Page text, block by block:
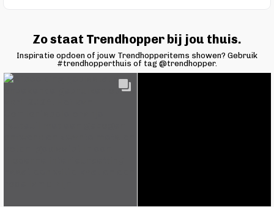
Zo staat Trendhopper bij jou thuis.
Inspiratie opdoen of jouw Trendhopperitems showen? Gebruik
#trendhopperthuis of tag @trendhopper.